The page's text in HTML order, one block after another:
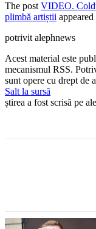
The postVIDEO.
plimbă artiștii
potrivit alephnews
Acest material este
mecanismul RSS.
sunt opere cu drept de
Salt la sursă
știrea a fost scrisă pe